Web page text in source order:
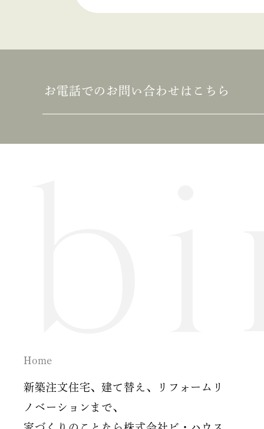
2024年10月
2023年11月
2023年10月
2023年9月
お電話でのお問い合わせはこちら
Home
新築注文住宅、建て替え、リフォームリ
ノベーションまで、